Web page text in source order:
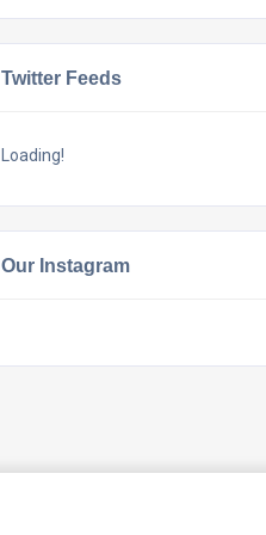
Twitter Feeds
Loading!
Our Instagram